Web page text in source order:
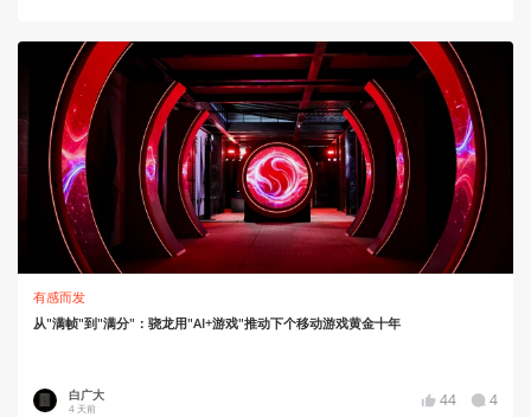
有感而发
从"满帧"到"满分"：骁龙用"AI+游戏"推动下个移动游戏黄金十年
白广大
4 天前 44 4